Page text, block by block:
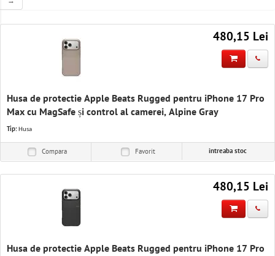
Solutii IT
480,15 Lei
Husa de protectie Apple Beats Rugged pentru iPhone 17 Pro
Max cu MagSafe și control al camerei, Alpine Gray
Tip: Husa
Compara Favorit intreaba stoc
480,15 Lei
Husa de protectie Apple Beats Rugged pentru iPhone 17 Pro